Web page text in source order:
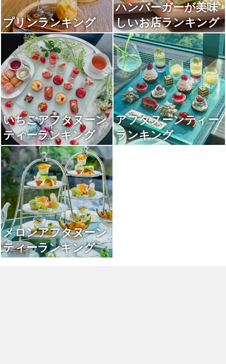
プリンランキング
ハンバーガーが美味
しいお店ランキング
いちごアフタヌーン
ティーランキング
アフタヌーンティー
ランキング
メロンアフタヌーン
ティーランキング